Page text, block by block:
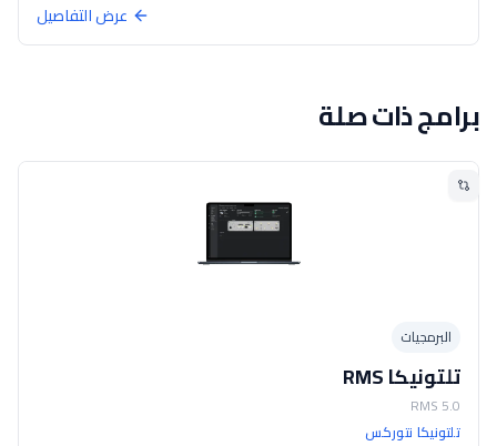
عرض التفاصيل
برامج ذات صلة
البرمجيات
تلتونيكا RMS
RMS 5.0
تلتونيكا نتوركس